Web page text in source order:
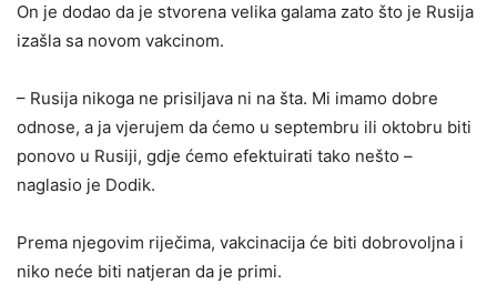
On je dodao da je stvorena velika galama zato što je Rusija
izašla sa novom vakcinom.
– Rusija nikoga ne prisiljava ni na šta. Mi imamo dobre
odnose, a ja vjerujem da ćemo u septembru ili oktobru biti
ponovo u Rusiji, gdje ćemo efektuirati tako nešto –
naglasio je Dodik.
Prema njegovim riječima, vakcinacija će biti dobrovoljna i
niko neće biti natjeran da je primi.